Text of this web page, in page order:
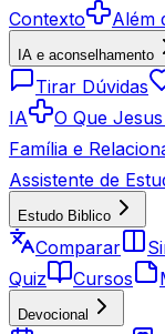
Contexto
Além
IA e aconselhamento
Tirar Dúvidas
IA
O Que
Família e
Assistente de
Estudo Biblico
Comparar
Quiz
Cursos
Devocional